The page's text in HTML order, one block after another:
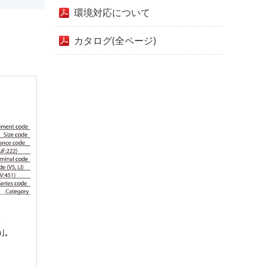
環境対応について
カタログ(全ページ)